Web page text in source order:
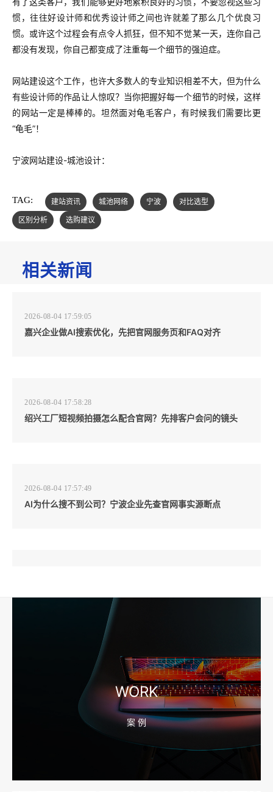
惯，往往好设计师和优秀设计师之间也许就差了那么几个优良习
惯。或许这个过程会有点令人抓狂，但不知不觉某一天，连你自己
都没有发现，你自己都变成了注重每一个细节的强迫症。
网站建设这个工作，也许大多数人的专业知识相差不大，但为什么
有些设计师的作品让人惊叹？当你把握好每一个细节的时候，这样
的网站一定是棒棒的。坦然面对龟毛客户，有时候我们需要比更
“龟毛”！
宁波网站建设-城池设计：
TAG: 建站资讯 城池网络 宁波
对比选型
区别分析
选购建议
相关新闻
2026-08-04 17:59:05
嘉兴企业做AI搜索优化，先把官网服务页和FAQ对齐
2026-08-04 17:58:28
绍兴工厂短视频拍摄怎么配合官网？先排客户会问的镜头
2026-08-04 17:57:49
AI为什么搜不到公司？宁波企业先查官网事实源断点
宁波高端网站建设公司推荐，移动端验收别放到最后
宁波网站建设报价怎么看？合同、源码和后台要先写清
WORK
案 例